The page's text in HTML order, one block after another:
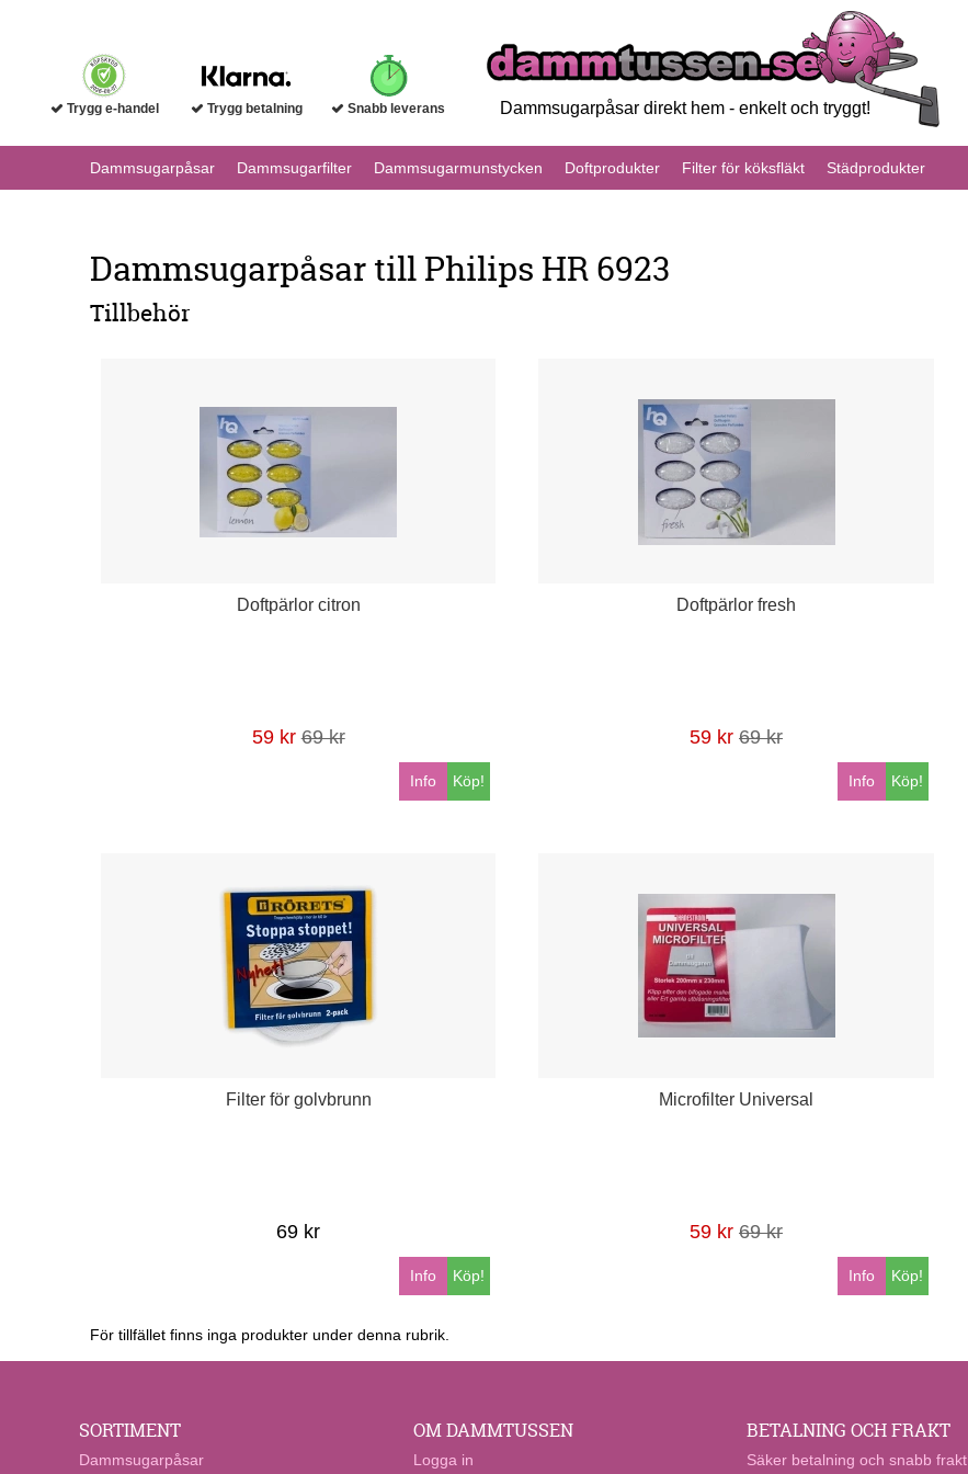
Dammsugarpåsar direkt hem - enkelt och tryggt!
Trygg e-handel Trygg betalning Snabb leverans
Dammsugarpåsar Dammsugarfilter Dammsugarmunstycken Doftprodukter Filter för köksfläkt Städprodukter
Dammsugarpåsar till Philips HR 6923
Tillbehör
Doftpärlor citron
59 kr 69 kr
Köp!
Info
Doftpärlor fresh
59 kr 69 kr
Köp!
Info
Filter för golvbrunn
69 kr
Köp!
Info
Microfilter Universal
59 kr 69 kr
Köp!
Info
För tillfället finns inga produkter under denna rubrik.
SORTIMENT
Dammsugarpåsar
OM DAMMTUSSEN
Logga in
BETALNING OCH FRAKT
Säker betalning och snabb frakt.